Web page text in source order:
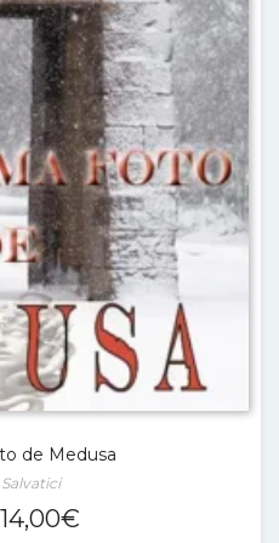
de Medusa
El
14,00€El